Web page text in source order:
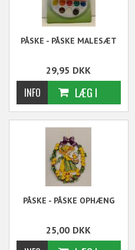
PÅSKE - PÅSKE MALESÆT
29,95 DKK
PÅSKE - PÅSKE OPHÆNG
25,00 DKK